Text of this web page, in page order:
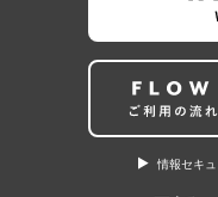
情報セキ